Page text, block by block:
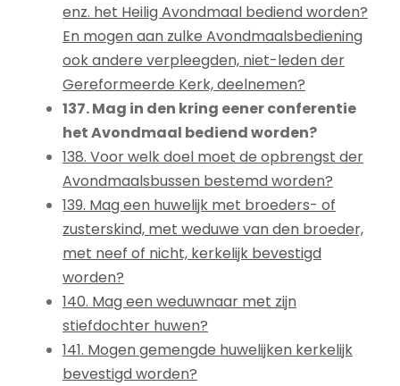
enz. het Heilig Avondmaal bediend worden?
En mogen aan zulke Avondmaalsbediening
ook andere verpleegden, niet-leden der
Gereformeerde Kerk, deelnemen?
137. Mag in den kring eener conferentie
het Avondmaal bediend worden?
138. Voor welk doel moet de opbrengst der
Avondmaalsbussen bestemd worden?
139. Mag een huwelijk met broeders- of
zusterskind, met weduwe van den broeder,
met neef of nicht, kerkelijk bevestigd
worden?
140. Mag een weduwnaar met zijn
stiefdochter huwen?
141. Mogen gemengde huwelijken kerkelijk
bevestigd worden?